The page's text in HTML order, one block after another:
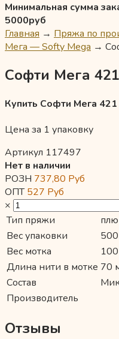
Минимальная сумма
5000руб
Главная → Пряжа по
Мега — Softy Mega →
Софти Мега
Купить Софти Мега 421
Цена за 1 упаковку
Артикул 117497
Нет в наличии
РОЗН 737,80 Руб
ОПТ527 Руб
×
Тип пряжи
Вес упаковки
Вес мотка
Длина нити в мотке 70
Состав
Производитель
Отзывы